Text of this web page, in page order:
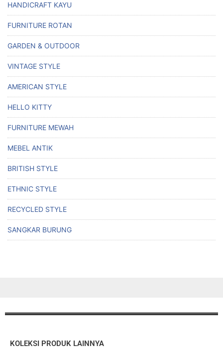
HANDICRAFT KAYU
FURNITURE ROTAN
GARDEN & OUTDOOR
VINTAGE STYLE
AMERICAN STYLE
HELLO KITTY
FURNITURE MEWAH
MEBEL ANTIK
BRITISH STYLE
ETHNIC STYLE
RECYCLED STYLE
SANGKAR BURUNG
KOLEKSI PRODUK LAINNYA